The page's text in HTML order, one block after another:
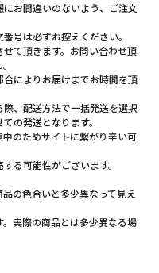
お間違いのないよう、ご注文
号は必ずお控えください。
て頂きます。お問い合わせ頂
によりお届けまでお時間を頂
、配送方法で一括発送を選択
の発送となります。
のためサイトに繋がり辛い可
る可能性がございます。
の色合いと多少異なって見え
実際の商品とは多少異なる場